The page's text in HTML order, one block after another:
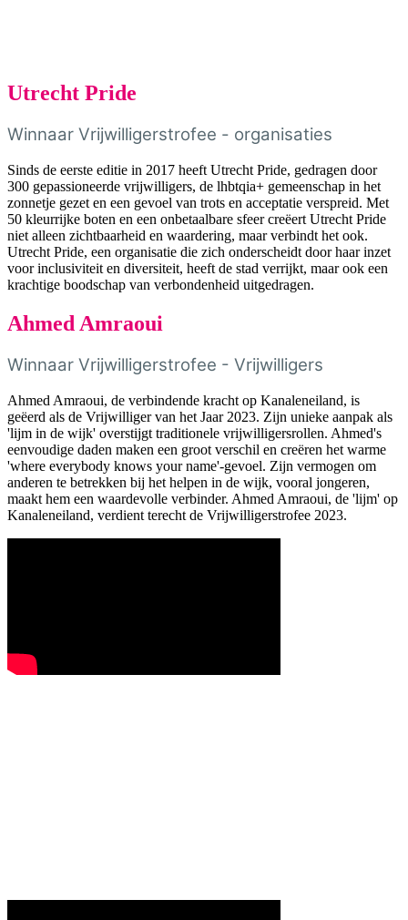
Utrecht Pride
Winnaar Vrijwilligerstrofee - organisaties
Sinds de eerste editie in 2017 heeft Utrecht Pride, gedragen door
300 gepassioneerde vrijwilligers, de lhbtqia+ gemeenschap in het
zonnetje gezet en een gevoel van trots en acceptatie verspreid. Met
50 kleurrijke boten en een onbetaalbare sfeer creëert Utrecht Pride
niet alleen zichtbaarheid en waardering, maar verbindt het ook.
Utrecht Pride, een organisatie die zich onderscheidt door haar inzet
voor inclusiviteit en diversiteit, heeft de stad verrijkt, maar ook een
krachtige boodschap van verbondenheid uitgedragen.
Ahmed Amraoui
Winnaar Vrijwilligerstrofee - Vrijwilligers
Ahmed Amraoui, de verbindende kracht op Kanaleneiland, is
geëerd als de Vrijwilliger van het Jaar 2023. Zijn unieke aanpak als
'lijm in de wijk' overstijgt traditionele vrijwilligersrollen. Ahmed's
eenvoudige daden maken een groot verschil en creëren het warme
'where everybody knows your name'-gevoel. Zijn vermogen om
anderen te betrekken bij het helpen in de wijk, vooral jongeren,
maakt hem een waardevolle verbinder. Ahmed Amraoui, de 'lijm' op
Kanaleneiland, verdient terecht de Vrijwilligerstrofee 2023.